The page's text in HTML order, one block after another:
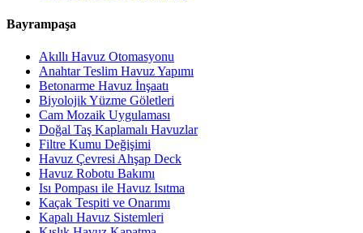
Bayrampaşa
Akıllı Havuz Otomasyonu
Anahtar Teslim Havuz Yapımı
Betonarme Havuz İnşaatı
Biyolojik Yüzme Göletleri
Cam Mozaik Uygulaması
Doğal Taş Kaplamalı Havuzlar
Filtre Kumu Değişimi
Havuz Çevresi Ahşap Deck
Havuz Robotu Bakımı
Isı Pompası ile Havuz Isıtma
Kaçak Tespiti ve Onarımı
Kapalı Havuz Sistemleri